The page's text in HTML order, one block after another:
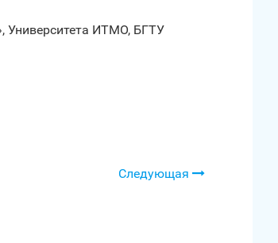
Университета ИТМО, БГТУ
Следующая